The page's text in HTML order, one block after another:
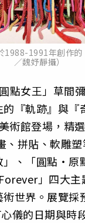
1988-1991年創作的
／魏妤靜攝）
點女王」草間
『軌跡』與『
術館登場，精
、拼貼、軟雕塑
、「圓點・原
」四大主
世界。展覽採
儀的日期與時